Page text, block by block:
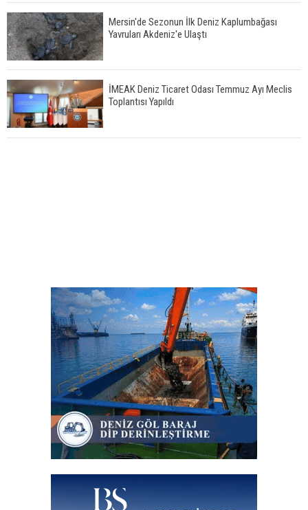
Mersin'de Sezonun İlk Deniz Kaplumbağası
Yavruları Akdeniz'e Ulaştı
İMEAK Deniz Ticaret Odası Temmuz Ayı Meclis
Toplantısı Yapıldı